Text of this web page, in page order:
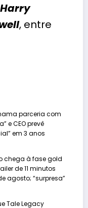
Harry
, entre
parceria com
e CEO prevê
em 3 anos
chega à fase gold
de 11 minutos
agosto; “surpresa”
Tale Legacy